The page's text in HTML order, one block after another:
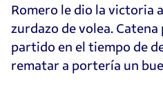
Romero le dio la victoria
zurdazo de volea.
partido en el tiempo de
rematar a portería un